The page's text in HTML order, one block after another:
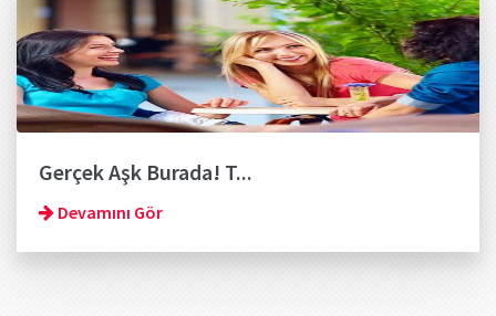
Gerçek Aşk Burada! T...
Devamını Gör